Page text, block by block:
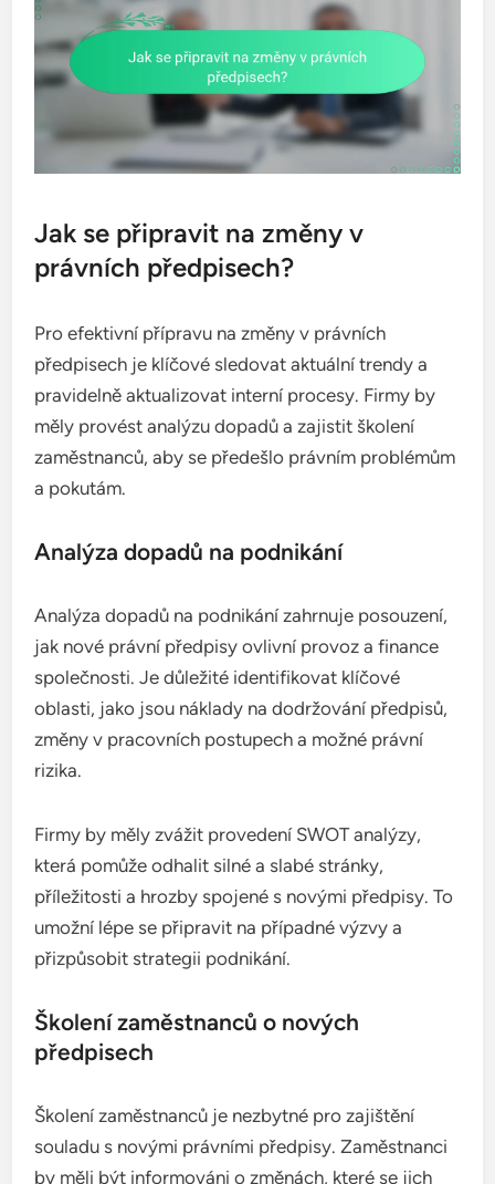
Jak se připravit na změny v
právních předpisech?
Pro efektivní přípravu na změny v právních
předpisech je klíčové sledovat aktuální trendy a
pravidelně aktualizovat interní procesy. Firmy by
měly provést analýzu dopadů a zajistit školení
zaměstnanců, aby se předešlo právním problémům
a pokutám.
Analýza dopadů na podnikání
Analýza dopadů na podnikání zahrnuje posouzení,
jak nové právní předpisy ovlivní provoz a finance
společnosti. Je důležité identifikovat klíčové
oblasti, jako jsou náklady na dodržování předpisů,
změny v pracovních postupech a možné právní
rizika.
Firmy by měly zvážit provedení SWOT analýzy,
která pomůže odhalit silné a slabé stránky,
příležitosti a hrozby spojené s novými předpisy. To
umožní lépe se připravit na případné výzvy a
přizpůsobit strategii podnikání.
Školení zaměstnanců o nových
předpisech
Školení zaměstnanců je nezbytné pro zajištění
souladu s novými právními předpisy. Zaměstnanci
by měli být informováni o změnách, které se jich